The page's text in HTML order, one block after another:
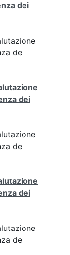
dei
dei
dei
dei
dei
dei